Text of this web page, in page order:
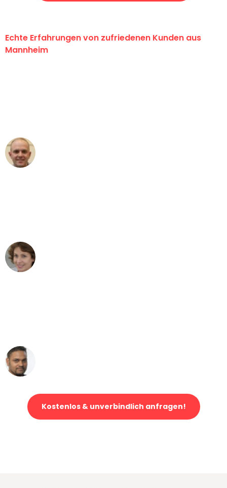
Echte Erfahrungen von zufriedenen Kunden aus
Mannheim
Kostenlos & unverbindlich anfragen!